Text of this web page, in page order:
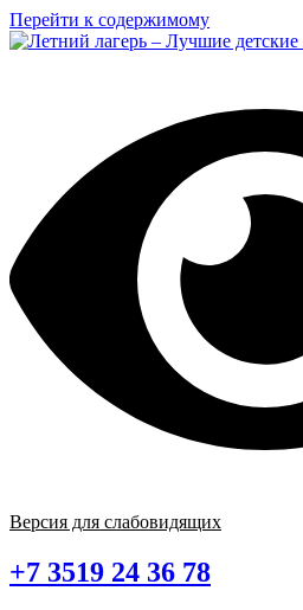
Перейти к содержимому
Версия для слабовидящих
+7 3519 24 36 78